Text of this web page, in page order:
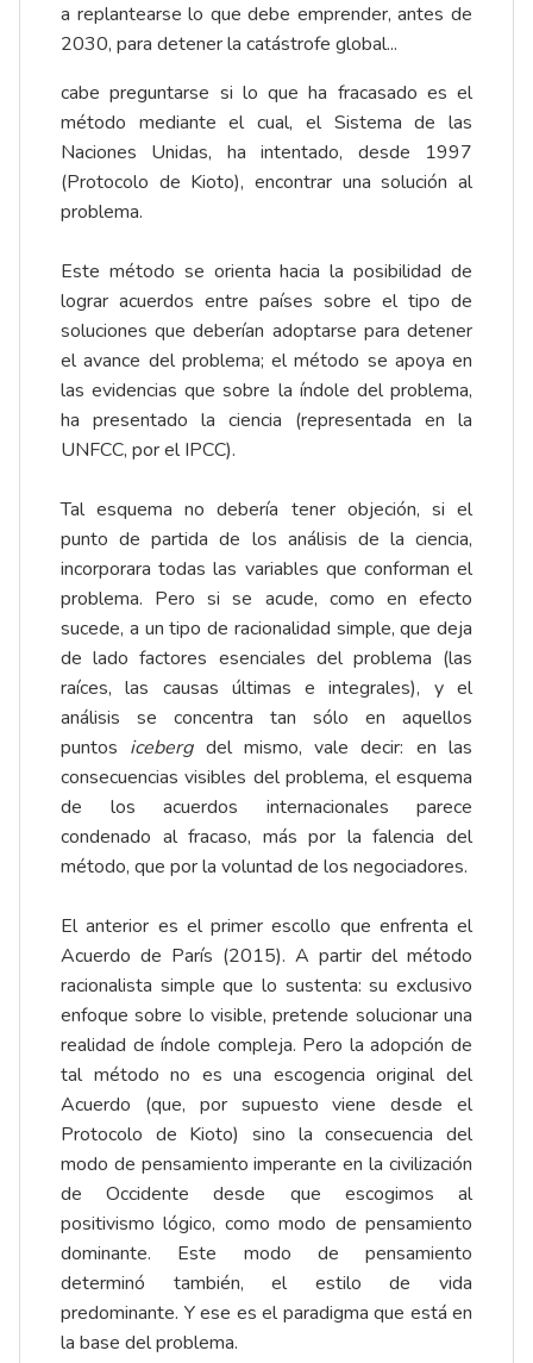
a replantearse lo que debe emprender, antes de
2030, para detener la catástrofe global...
cabe preguntarse si lo que ha fracasado es el
método mediante el cual, el Sistema de las
Naciones Unidas, ha intentado, desde 1997
(Protocolo de Kioto), encontrar una solución al
problema.
Este método se orienta hacia la posibilidad de
lograr acuerdos entre países sobre el tipo de
soluciones que deberían adoptarse para detener
el avance del problema; el método se apoya en
las evidencias que sobre la índole del problema,
ha presentado la ciencia (representada en la
UNFCC, por el IPCC).
Tal esquema no debería tener objeción, si el
punto de partida de los análisis de la ciencia,
incorporara todas las variables que conforman el
problema. Pero si se acude, como en efecto
sucede, a un tipo de racionalidad simple, que deja
de lado factores esenciales del problema (las
raíces, las causas últimas e integrales), y el
análisis se concentra tan sólo en aquellos
puntos icebergdel mismo, vale decir: en las
consecuencias visibles del problema, el esquema
de los acuerdos internacionales parece
condenado al fracaso, más por la falencia del
método, que por la voluntad de los negociadores.
El anterior es el primer escollo que enfrenta el
Acuerdo de París (2015). A partir del método
racionalista simple que lo sustenta: su exclusivo
enfoque sobre lo visible, pretende solucionar una
realidad de índole compleja. Pero la adopción de
tal método no es una escogencia original del
Acuerdo (que, por supuesto viene desde el
Protocolo de Kioto) sino la consecuencia del
modo de pensamiento imperante en la civilización
de Occidente desde que escogimos al
positivismo lógico, como modo de pensamiento
dominante. Este modo de pensamiento
determinó también, el estilo de vida
predominante. Y ese es el paradigma que está en
la base del problema.